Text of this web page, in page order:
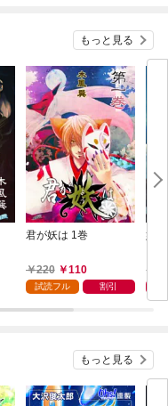
もっと見る
君が妖は 1巻
220 110
試読フル 割引
妖
もっと見る